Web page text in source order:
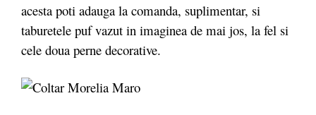
acesta poti adauga la comanda, suplimentar, si
taburetele puf vazut in imaginea de mai jos, la fel si
cele doua perne decorative.